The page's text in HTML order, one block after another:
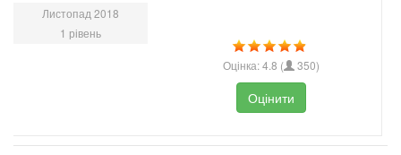
Листопад 2018
1 рівень
Оцінка:4.8 ( 350)
Оцінити